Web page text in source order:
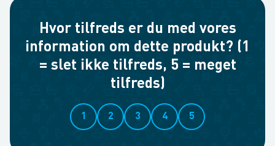
Hvor tilfreds er du med vores
information om dette produkt? (1
= slet ikke tilfreds, 5 = meget
tilfreds)
1 2 3 4 5